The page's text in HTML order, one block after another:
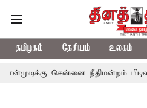
தமிழகம் தேசியம் உலகம்
நீதிமன்றம் பிடிவாராண்ட்